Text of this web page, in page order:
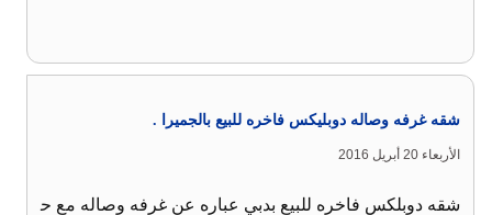
شقه غرفه وصاله دوبليكس فاخره للبيع بالجميرا .
الأربعاء 20 أبريل 2016
شقه دوبلكس فاخره للبيع بدبي عباره عن غرفه وصاله مع ح